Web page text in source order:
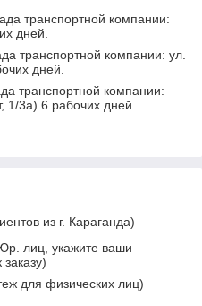
транспортной компании:
дней.
транспортной компании: ул.
дней.
транспортной компании:
1/3а) 6 рабочих дней.
из г. Караганда)
лиц, укажите ваши
для физических лиц)